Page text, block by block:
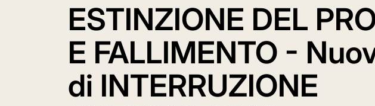
ESTINZIONE DEL
E FALLIMENTO -
di INTERRUZIONE